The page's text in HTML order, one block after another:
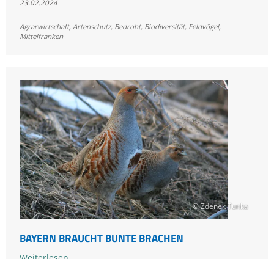
23.02.2024
Agrarwirtschaft, Artenschutz, Bedroht, Biodiversität, Feldvögel,
Mittelfranken
© Zdenek Tunka
BAYERN BRAUCHT BUNTE BRACHEN